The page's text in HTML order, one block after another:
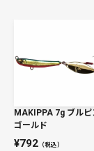
MAKIPPA 7g ブルピ
ゴールド
792 （税込）